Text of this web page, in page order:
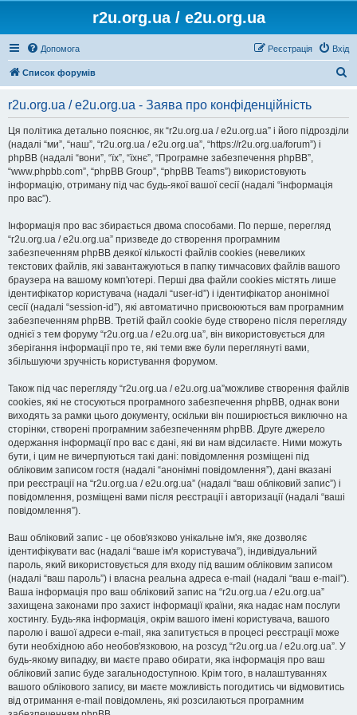
r2u.org.ua / e2u.org.ua
Допомога Вхід
Реєстрація
Список форумів
r2u.org.ua / e2u.org.ua - Заява про конфіденційність
Ця політика детально пояснює, як “r2u.org.ua / e2u.org.ua” і його підрозділи
(надалі “ми”, “наш”, “r2u.org.ua / e2u.org.ua”, “https://r2u.org.ua/forum”) і
phpBB (надалі “вони”, “їх”, “їхнє”, “Програмне забезпечення phpBB”,
“www.phpbb.com”, “phpBB Group”, “phpBB Teams”) використовують
інформацію, отриману під час будь-якої вашої сесії (надалі “інформація
про вас”).
Інформація про вас збирається двома способами. По перше, перегляд
“r2u.org.ua / e2u.org.ua” призведе до створення програмним
забезпеченням phpBB деякої кількості файлів cookies (невеликих
текстових файлів, які завантажуються в папку тимчасових файлів вашого
браузера на вашому комп'ютері. Перші два файли cookies містять лише
ідентифікатор користувача (надалі “user-id”) і ідентифікатор анонімної
сесії (надалі “session-id”), які автоматично присвоюються вам програмним
забезпеченням phpBB. Третій файл cookie буде створено після перегляду
однієї з тем форуму “r2u.org.ua / e2u.org.ua”, він використовується для
зберігання інформації про те, які теми вже були переглянуті вами,
збільшуючи зручність користування форумом.
Також під час перегляду “r2u.org.ua / e2u.org.ua”можливе створення файлів
cookies, які не стосуються програмного забезпечення phpBB, однак вони
виходять за рамки цього документу, оскільки він поширюється виключно на
сторінки, створені програмним забезпеченням phpBB. Друге джерело
одержання інформації про вас є дані, які ви нам відсилаєте. Ними можуть
бути, і цим не вичерпуються такі дані: повідомлення розміщені під
обліковим записом гостя (надалі “анонімні повідомлення”), дані вказані
при реєстрації на “r2u.org.ua / e2u.org.ua” (надалі “ваш обліковий запис”) і
повідомлення, розміщені вами після реєстрації і авторизації (надалі “ваші
повідомлення”).
Ваш обліковий запис - це обов'язково унікальне ім'я, яке дозволяє
ідентифікувати вас (надалі “ваше ім'я користувача”), індивідуальний
пароль, який використовується для входу під вашим обліковим записом
(надалі “ваш пароль”) і власна реальна адреса e-mail (надалі “ваш e-mail”).
Ваша інформація про ваш обліковий запис на “r2u.org.ua / e2u.org.ua”
захищена законами про захист інформації країни, яка надає нам послуги
хостингу. Будь-яка інформація, окрім вашого імені користувача, вашого
паролю і вашої адреси e-mail, яка запитується в процесі реєстрації може
бути необхідною або необов'язковою, на розсуд “r2u.org.ua / e2u.org.ua”. У
будь-якому випадку, ви маєте право обирати, яка інформація про ваш
обліковий запис буде загальнодоступною. Крім того, в налаштуваннях
вашого облікового запису, ви маєте можливість погодитись чи відмовитись
від отримання e-mail повідомлень, які розсилаються програмним